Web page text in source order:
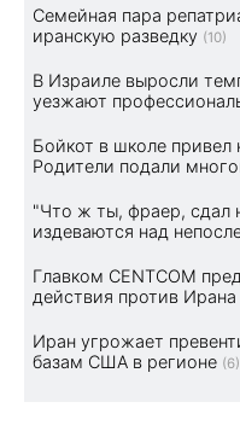
Семейная пара
иранскую разведку (10)
В Израиле выросли
уезжают
Бойкот в школе
Родители подали
"Что ж ты, фраер, сдал
издеваются над
Главком CENTCOM
действия против Ирана
Иран угрожает
базам США в регионе (6)